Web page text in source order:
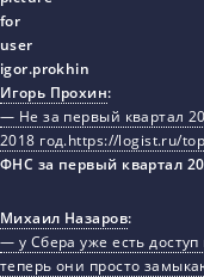
Игорь Прохин:
— Не за первый квартал
2018 год.https://logist.ru/
ФНС за первый квартал
Михаил Назаров:
— у Сбера уже есть
теперь они просто